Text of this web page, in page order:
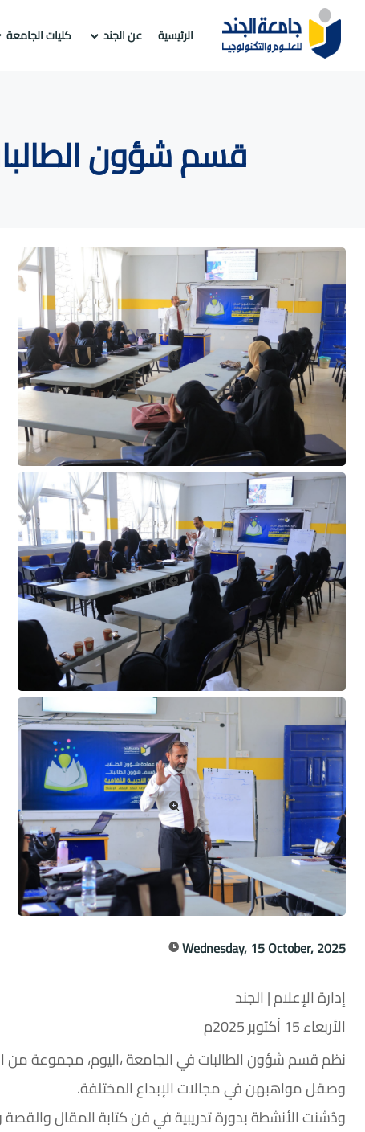
الرئيسية عن الجند كليات الجامعة
قسم شؤون
Wednesday, 15 October, 2025
إدارة الإعلام | الجند
الأربعاء 15 أكتوبر 2025م
نظم قسم شؤون الطالبات في الجامعة ،اليوم، مجموعة من
وصقل مواهبهن في مجالات الإبداع المختلفة.
ودُشنت الأنشطة بدورة تدريبية في فن كتابة المقال والقصة